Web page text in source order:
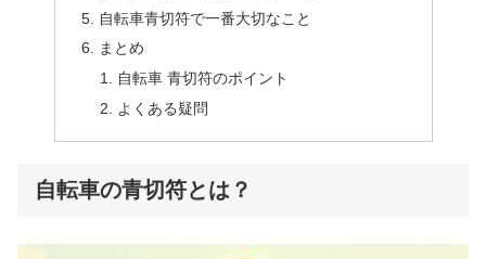
自転車青切符で一番大切なこと
まとめ
自転車 青切符のポイント
よくある疑問
自転車の青切符とは？